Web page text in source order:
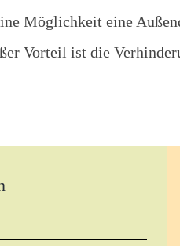
Möglichkeit eine
Vorteil ist die